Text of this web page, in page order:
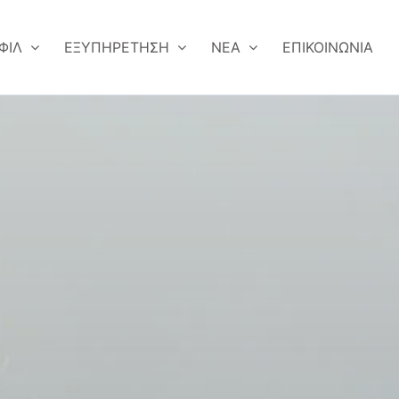
ΕΞΥΠΗΡΕΤΗΣΗ ΝΕΑ ΕΠΙΚΟΙΝΩΝΙΑ